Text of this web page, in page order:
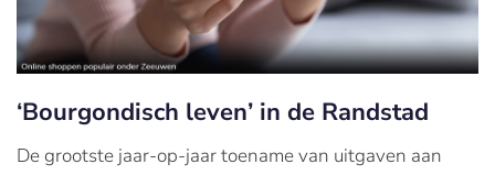
‘Bourgondisch leven’ in de Randstad
De grootste jaar-op-jaar toename van uitgaven aan